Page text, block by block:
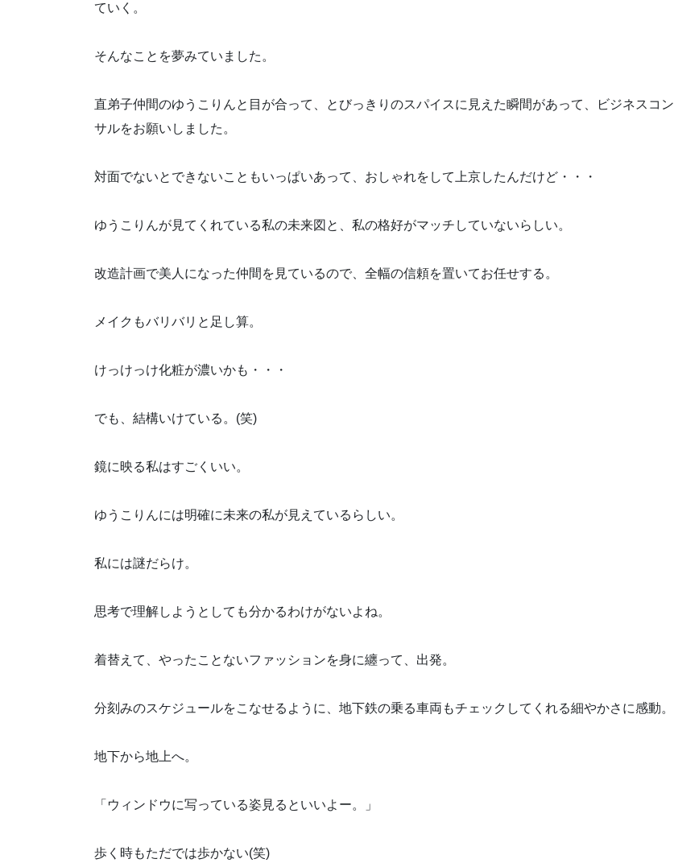
ていく。
そんなことを夢みていました。
直弟子仲間のゆうこりんと目が合って、とびっきりのスパイスに見えた瞬間があって、ビジネスコン
サルをお願いしました。
対面でないとできないこともいっぱいあって、おしゃれをして上京したんだけど・・・
ゆうこりんが見てくれている私の未来図と、私の格好がマッチしていないらしい。
改造計画で美人になった仲間を見ているので、全幅の信頼を置いてお任せする。
メイクもバリバリと足し算。
けっけっけ化粧が濃いかも・・・
でも、結構いけている。(笑)
鏡に映る私はすごくいい。
ゆうこりんには明確に未来の私が見えているらしい。
私には謎だらけ。
思考で理解しようとしても分かるわけがないよね。
着替えて、やったことないファッションを身に纏って、出発。
分刻みのスケジュールをこなせるように、地下鉄の乗る車両もチェックしてくれる細やかさに感動。
地下から地上へ。
「ウィンドウに写っている姿見るといいよー。」
歩く時もただでは歩かない(笑)